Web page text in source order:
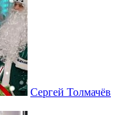
Сергей Толмачёв